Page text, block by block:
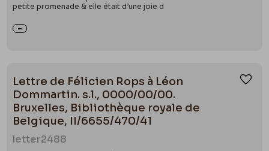
petite promenade & elle était d’une joie d
Lettre de Félicien Rops à Léon
Dommartin. s.l., 0000/00/00.
Bruxelles, Bibliothèque royale de
Belgique, II/6655/470/41
letter2488